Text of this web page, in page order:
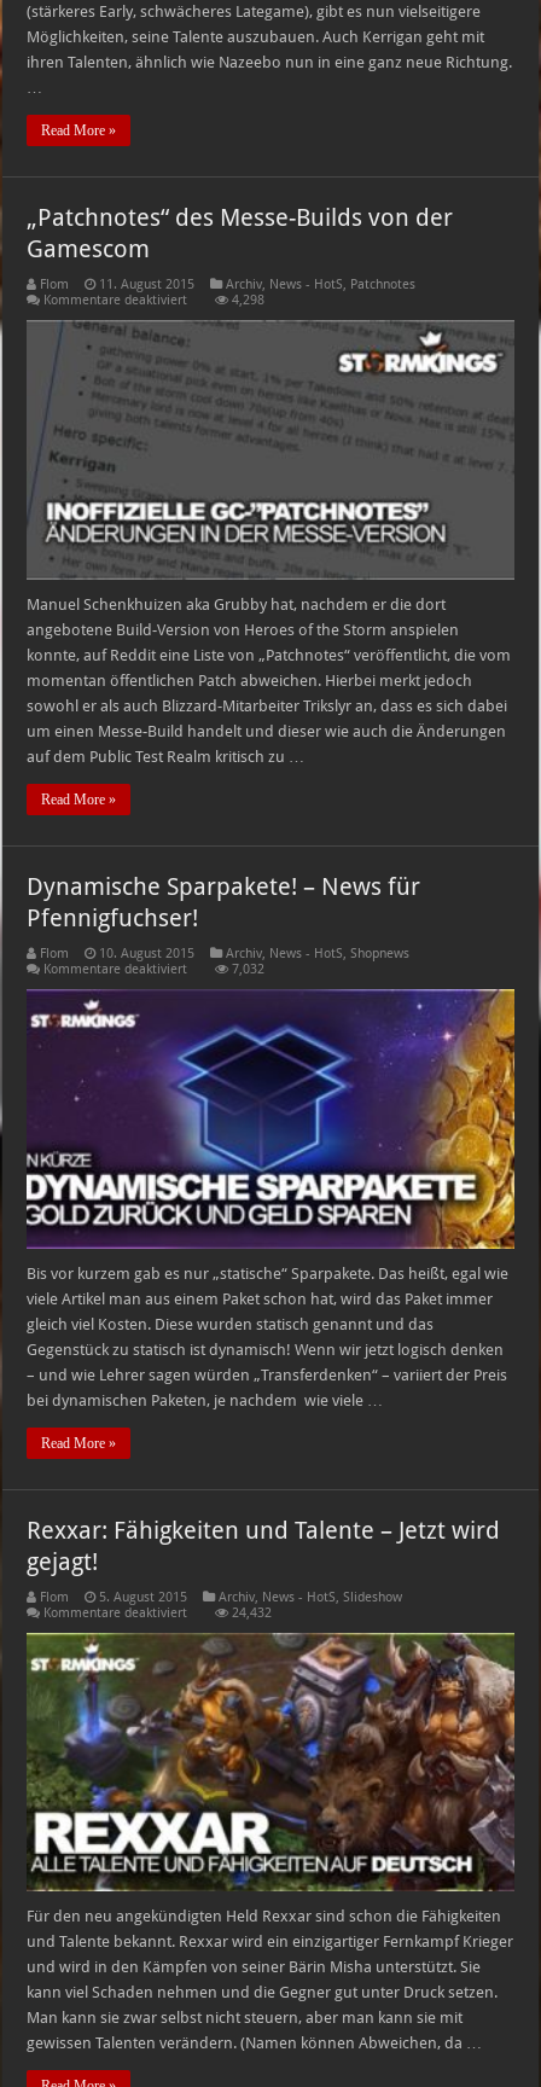
(stärkeres Early, schwächeres Lategame), gibt es nun vielseitigere
Möglichkeiten, seine Talente auszubauen. Auch Kerrigan geht mit
ihren Talenten, ähnlich wie Nazeebo nun in eine ganz neue Richtung.
Read More »
„Patchnotes“ des Messe-Builds von der
Gamescom
Flom 11. August 2015 Archiv, News - HotS, Patchnotes
Kommentare deaktiviertfür
Builds
von
der
Gamescom
4,298
Manuel Schenkhuizen aka Grubby hat, nachdem er die dort
angebotene Build-Version von Heroes of the Storm anspielen
konnte, auf Reddit eine Liste von „Patchnotes“ veröffentlicht, die vom
momentan öffentlichen Patch abweichen. Hierbei merkt jedoch
sowohl er als auch Blizzard-Mitarbeiter Trikslyr an, dass es sich dabei
um einen Messe-Build handelt und dieser wie auch die Änderungen
auf dem Public Test Realm kritisch zu …
Read More »
Dynamische Sparpakete! – News für
Pfennigfuchser!
Flom 10. August 2015 Archiv, News - HotS,Shopnews
Kommentare deaktiviertfür
News
für
Pfennigfuchser!
7,032
Bis vor kurzem gab es nur „statische“ Sparpakete. Das heißt, egal wie
viele Artikel man aus einem Paket schon hat, wird das Paket immer
gleich viel Kosten. Diese wurden statisch genannt und das
Gegenstück zu statisch ist dynamisch! Wenn wir jetzt logisch denken
– und wie Lehrer sagen würden „Transferdenken“ – variiert der Preis
bei dynamischen Paketen, je nachdem wie viele …
Read More »
Rexxar: Fähigkeiten und Talente – Jetzt wird
gejagt!
Flom 5. August 2015 Archiv News - HotS ,Slideshow
Kommentare deaktiviertfür
Fähigkeiten
und
Talente
–
Jetzt
wird
gejagt!
24,432
Für den neu angekündigten Held Rexxar sind schon die Fähigkeiten
und Talente bekannt. Rexxar wird ein einzigartiger Fernkampf Krieger
und wird in den Kämpfen von seiner Bärin Misha unterstützt. Sie
kann viel Schaden nehmen und die Gegner gut unter Druck setzen.
Man kann sie zwar selbst nicht steuern, aber man kann sie mit
gewissen Talenten verändern. (Namen können Abweichen, da …